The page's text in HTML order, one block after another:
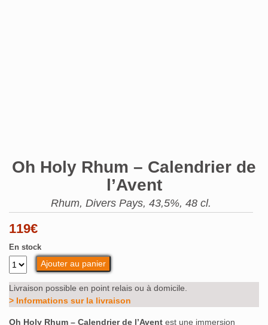
Oh Holy Rhum – Calendrier de
l’Avent
Rhum, Divers Pays, 43,5%, 48 cl.
119€
En stock
Ajouter au panier
Livraison possible en point relais ou à domicile.
> Informations sur la livraison
Oh Holy Rhum – Calendrier de l’Avent est une immersion